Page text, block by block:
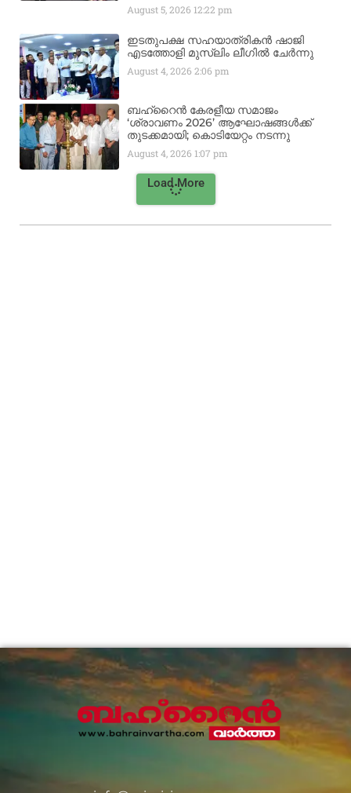
August 5, 2026 12:22 pm
ഇടതുപക്ഷ സഹയാത്രികൻ ഷാജി
എടത്തോളി മുസ്‌ലിം ലീഗിൽ ചേർന്നു
August 4, 20262:06 pm
ബഹ്‌റൈൻ കേരളീയ സമാജം
‘ശ്രാവണം 2026’ ആഘോഷങ്ങൾക്ക്
തുടക്കമായി; കൊടിയേറ്റം നടന്നു
August 4, 2026 1:07 pm
Load More